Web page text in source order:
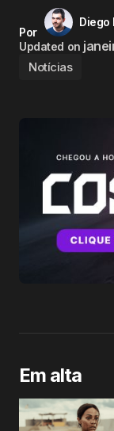
Por
Diego
Updated on
Notícias
Em alta